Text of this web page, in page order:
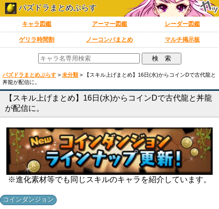
パズドラまとめぷらす
キャラ図鑑 アーマー図鑑 レーダー図鑑
ゲリラ時間割 ノーコンパまとめ マルチ掲示板
パズドラまとめぷらす > 未分類 >
【スキル上げまとめ】16日(水)からコインDで古代龍と
丼龍が配信に。
【スキル上げまとめ】16日(水)からコインDで古代龍と丼龍
が配信に。
※進化素材等でも同じスキルのキャラを紹介しています。
コインダンジョン